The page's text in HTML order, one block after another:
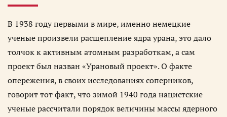
В 1938 году первыми в мире, именно немецкие
ученые произвели расщепление ядра урана, это дало
толчок к активным атомным разработкам, а сам
проект был назван «Урановый проект». О факте
опережения, в своих исследованиях соперников,
говорит тот факт, что зимой 1940 года нацистские
ученые рассчитали порядок величины массы ядерного